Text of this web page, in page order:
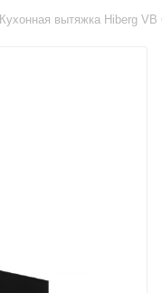
Кухонная вытяжка Hiberg VB